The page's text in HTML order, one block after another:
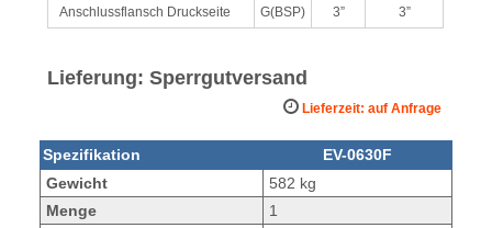
Anschlussflansch Druckseite G(BSP) 3” 3”
Lieferung: Sperrgutversand
Lieferzeit: auf Anfrage
Spezifikation
EV-0630F
Gewicht
582 kg
Menge
1